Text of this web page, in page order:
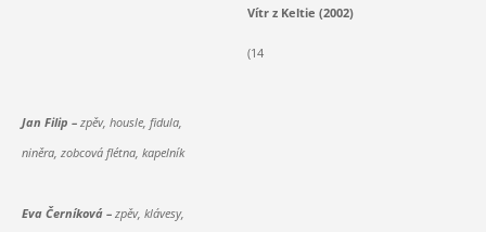
Vítr z Keltie (2002)
(14
Jan Filip – zpěv, housle, fidula,
niněra, zobcová flétna, kapelník
Eva Černíková – zpěv, klávesy,